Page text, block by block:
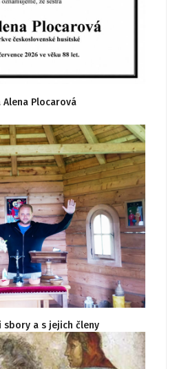
Plocarová
sbory a s jejich členy